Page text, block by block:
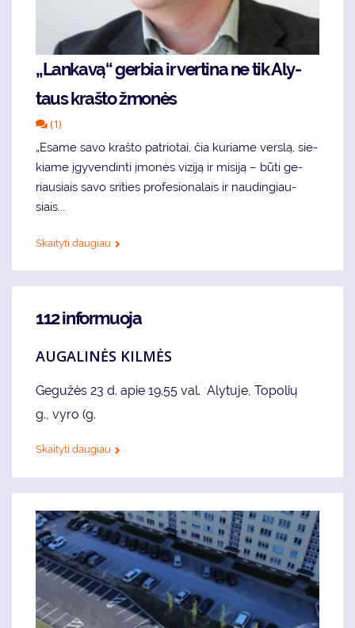
„Lan­ka­vą“ ger­bia ir ver­ti­na ne tik Aly­
taus kraš­to žmo­nės
(1)
„Esa­me sa­vo kraš­to pat­rio­tai, čia ku­ria­me ver­slą, sie­
kia­me įgy­ven­din­ti įmo­nės vi­zi­ją ir mi­si­ją – bū­ti ge­
riau­siais sa­vo sri­ties pro­fe­sio­na­lais ir nau­din­giau­
siais...
Skaityti daugiau
112 informuoja
AUGALINĖS KILMĖS
Gegužės 23 d. apie 19.55 val. Alytuje, Topolių
g., vyro (g.
Skaityti daugiau